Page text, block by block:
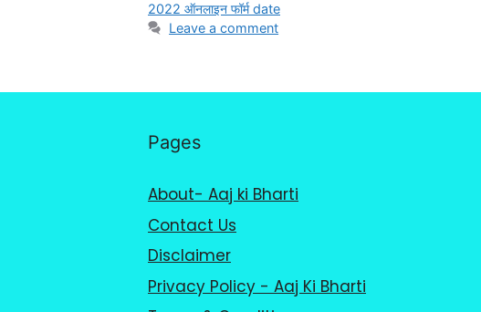
2022 ऑनलाइन फॉर्म date
Leave a comment
Pages
About- Aaj ki Bharti
Contact Us
Disclaimer
Privacy Policy - Aaj Ki Bharti